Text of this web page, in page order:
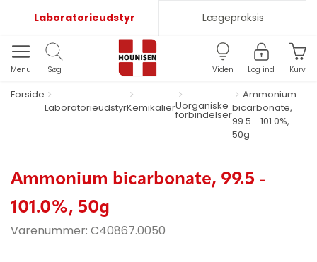
Laboratorieudstyr Lægepraksis
Menu Søg Viden Log ind Kurv
Forside
LaboratorieudstyrKemikalierUorganiske
forbindelser
Ammonium
bicarbonate,
99.5 - 101.0%,
50g
Ammonium bicarbonate, 99.5 -
101.0%, 50g
Varenummer: C40867.0050